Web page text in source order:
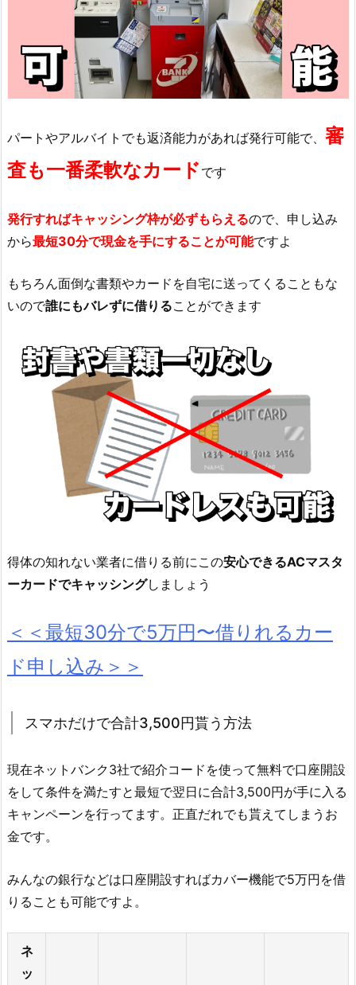
パートやアルバイトでも返済能力があれば発行可能で、 審
査も一番柔軟なカード です
発行すればキャッシング枠が必ずもらえるので、申し込み
から最短30分で現金を手にすることが可能ですよ
もちろん面倒な書類やカードを自宅に送ってくることもな
いので誰にもバレずに借りることができます
得体の知れない業者に借りる前にこの安心できるACマスタ
ーカードでキャッシングしましょう
＜＜最短30分で5万円〜借りれるカー
ド申し込み＞＞
スマホだけで合計3,500円貰う方法
現在ネットバンク3社で紹介コードを使って無料で口座開設
をして条件を満たすと最短で翌日に合計3,500円が手に入る
キャンペーンを行ってます。正直だれでも貰えてしまうお
金です。
みんなの銀行などは口座開設すればカバー機能で5万円を借
りることも可能ですよ。
ネ
ッ